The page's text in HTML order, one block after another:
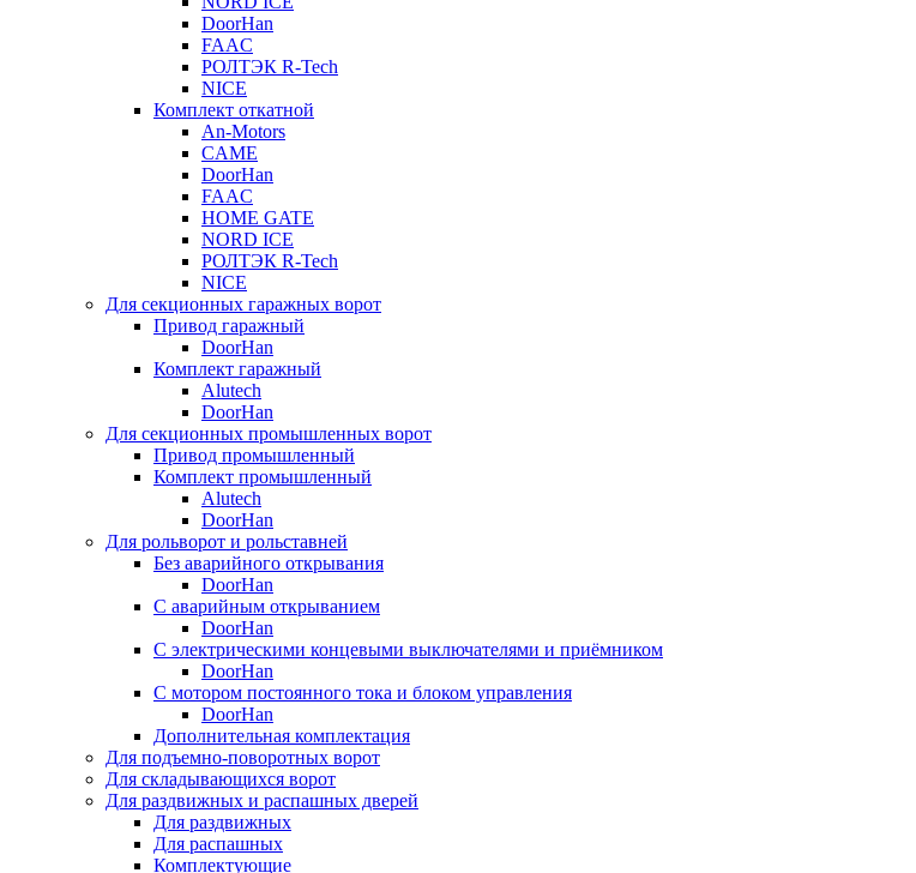
DoorHan
FAAC
РОЛТЭК R-Tech
NICE
Комплект откатной
An-Motors
CAME
DoorHan
FAAC
HOME GATE
NORD ICE
РОЛТЭК R-Tech
NICE
Для секционных гаражных ворот
Привод гаражный
DoorHan
Комплект гаражный
Alutech
DoorHan
Для секционных промышленных ворот
Привод промышленный
Комплект промышленный
Alutech
DoorHan
Для рольворот и рольставней
Без аварийного открывания
DoorHan
С аварийным открыванием
DoorHan
С электрическими концевыми выключателями и приёмником
DoorHan
С мотором постоянного тока и блоком управления
DoorHan
Дополнительная комплектация
Для подъемно-поворотных ворот
Для складывающихся ворот
Для раздвижных и распашных дверей
Для раздвижных
Для распашных
Комплектующие